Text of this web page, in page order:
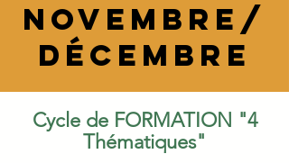
NOVEMBRE/
Décembre
Cycle de FORMATION "4
Thématiques"